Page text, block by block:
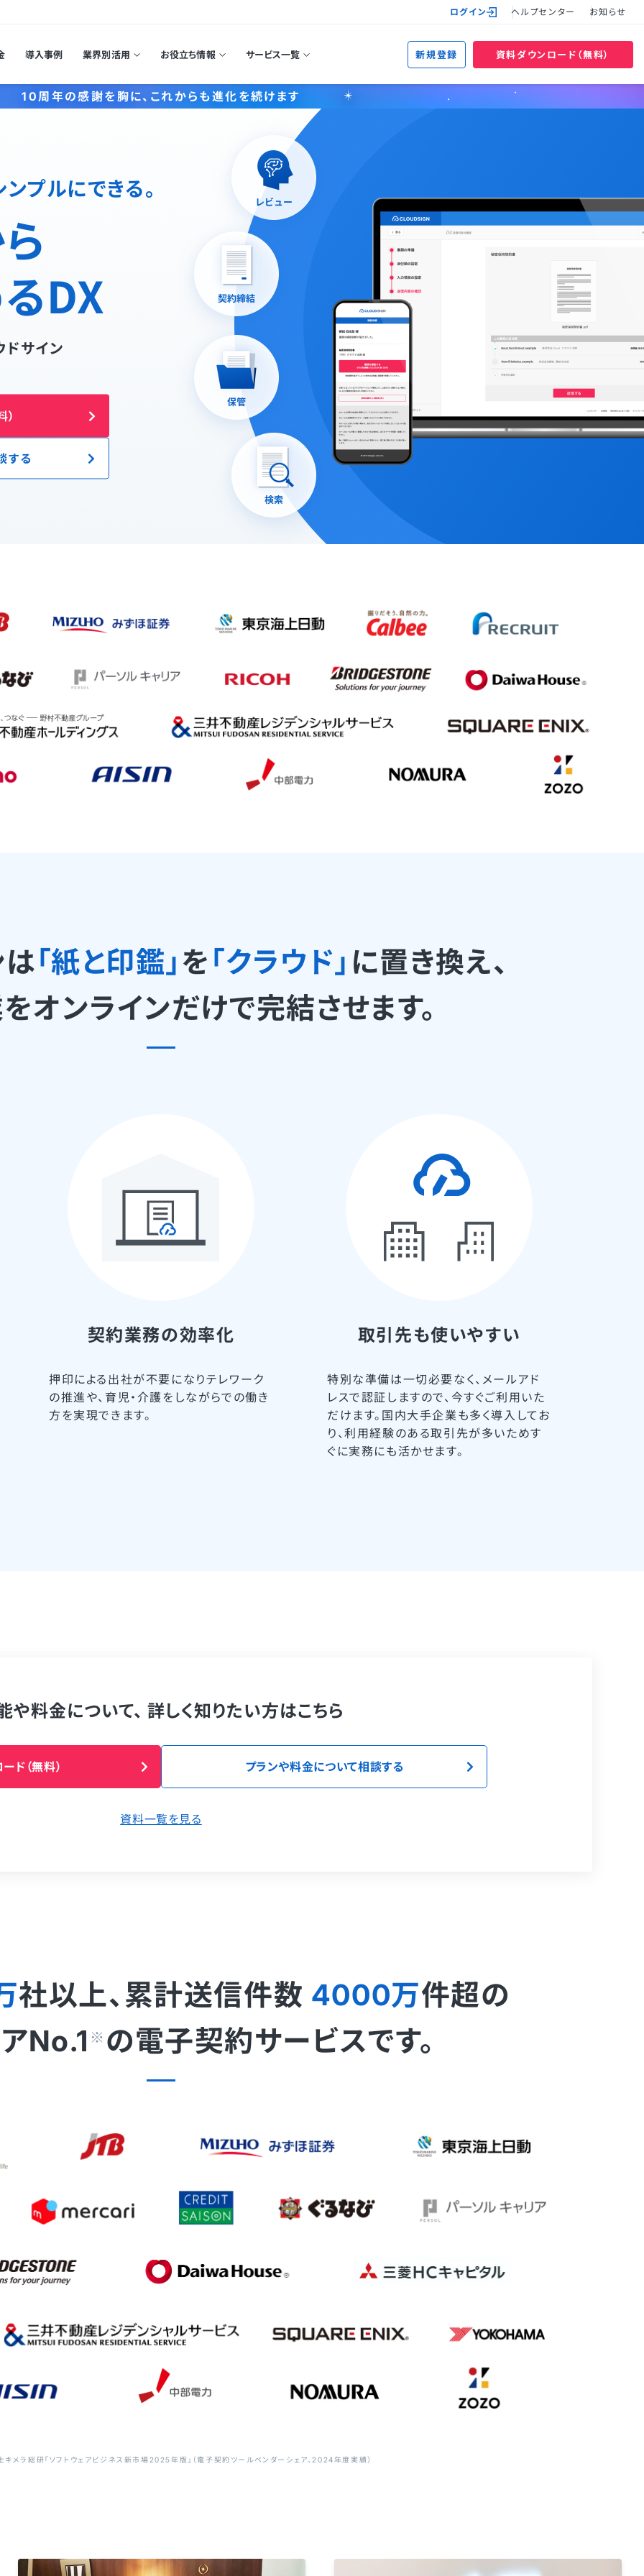
ログイン ヘルプセンター お知らせ
導入事例 業界別活用 お役立ち情報 サービス一覧 新規登録 資料ダウンロード（無料）
10周年の感謝を胸に、これからも進化を続けます
プルにできる。
DX
ドサイン
する
「紙と印鑑」 を 「クラウド」 に置き換え、
オンラインだけで完結させます。
契約業務の効率化
押印による出社が不要になりテレワーク
の推進や、育児・介護をしながらでの働き
方を実現できます。
取引先も使いやすい
特別な準備は一切必要なく、メールアド
レスで認証しますので、今すぐご利用いた
だけます。国内大手企業も多く導入してお
り、利用経験のある取引先が多いためす
ぐに実務にも活かせます。
や料金について、 詳しく知りたい方はこちら
ド（無料） プランや料金について相談する
資料一覧を見る
社以上、累計送信件数 4000万件超の
No.1 ※ の電子契約サービスです。
メラ総研「ソフトウェアビジネス新市場2025年版」（電子契約ツールベンダーシェア、2024年度実績）